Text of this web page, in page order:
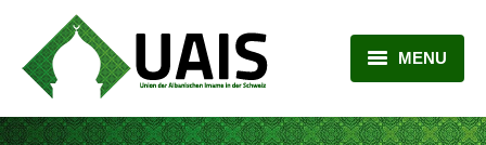
MENU
BALLINA